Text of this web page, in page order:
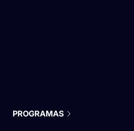
PROGRAMAS